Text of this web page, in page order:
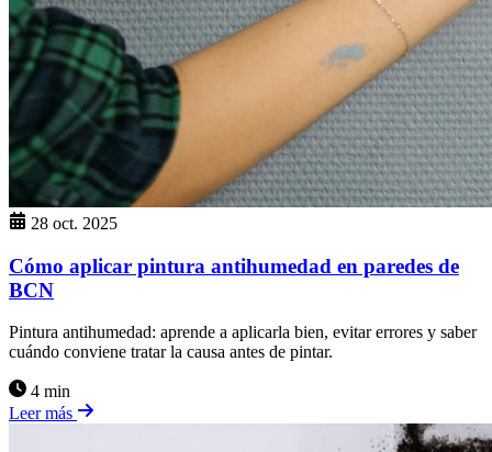
28 oct. 2025
Cómo aplicar pintura antihumedad en paredes de
BCN
Pintura antihumedad: aprende a aplicarla bien, evitar errores y saber
cuándo conviene tratar la causa antes de pintar.
4 min
Leer más